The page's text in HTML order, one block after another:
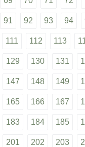
91 92 93 94
111 112 113
129 130 131
147 148 149
165 166 167
183 184 185
201 202 203